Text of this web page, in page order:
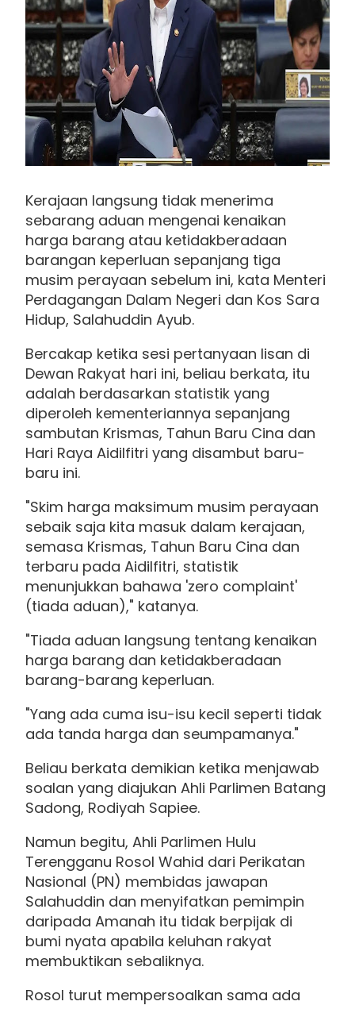
Kerajaan langsung tidak menerima
sebarang aduan mengenai kenaikan
harga barang atau ketidakberadaan
barangan keperluan sepanjang tiga
musim perayaan sebelum ini, kata Menteri
Perdagangan Dalam Negeri dan Kos Sara
Hidup, Salahuddin Ayub.
Bercakap ketika sesi pertanyaan lisan di
Dewan Rakyat hari ini, beliau berkata, itu
adalah berdasarkan statistik yang
diperoleh kementeriannya sepanjang
sambutan Krismas, Tahun Baru Cina dan
Hari Raya Aidilfitri yang disambut baru-
baru ini.
"Skim harga maksimum musim perayaan
sebaik saja kita masuk dalam kerajaan,
semasa Krismas, Tahun Baru Cina dan
terbaru pada Aidilfitri, statistik
menunjukkan bahawa 'zero complaint'
(tiada aduan)," katanya.
"Tiada aduan langsung tentang kenaikan
harga barang dan ketidakberadaan
barang-barang keperluan.
"Yang ada cuma isu-isu kecil seperti tidak
ada tanda harga dan seumpamanya."
Beliau berkata demikian ketika menjawab
soalan yang diajukan Ahli Parlimen Batang
Sadong, Rodiyah Sapiee.
Namun begitu, Ahli Parlimen Hulu
Terengganu Rosol Wahid dari Perikatan
Nasional (PN) membidas jawapan
Salahuddin dan menyifatkan pemimpin
daripada Amanah itu tidak berpijak di
bumi nyata apabila keluhan rakyat
membuktikan sebaliknya.
Rosol turut mempersoalkan sama ada